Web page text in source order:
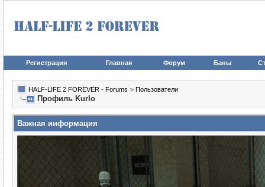
Регистрация Главная Форум Баны
HALF-LIFE 2 FOREVER - Forums > Пользователи
Профиль Kurlo
Важная информация